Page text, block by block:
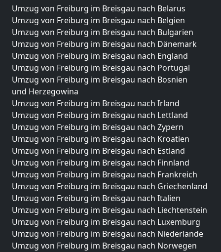
Umzug von Freiburg im Breisgau nach Belarus
Umzug von Freiburg im Breisgau nach Belgien
Umzug von Freiburg im Breisgau nach Bulgarien
Umzug von Freiburg im Breisgau nach Dänemark
Umzug von Freiburg im Breisgau nach England
Umzug von Freiburg im Breisgau nach Portugal
Umzug von Freiburg im Breisgau nach Bosnien
und Herzegowina
Umzug von Freiburg im Breisgau nach Irland
Umzug von Freiburg im Breisgau nach Lettland
Umzug von Freiburg im Breisgau nach Zypern
Umzug von Freiburg im Breisgau nach Kroatien
Umzug von Freiburg im Breisgau nach Estland
Umzug von Freiburg im Breisgau nach Finnland
Umzug von Freiburg im Breisgau nach Frankreich
Umzug von Freiburg im Breisgau nach Griechenland
Umzug von Freiburg im Breisgau nach Italien
Umzug von Freiburg im Breisgau nach Liechtenstein
Umzug von Freiburg im Breisgau nach Luxemburg
Umzug von Freiburg im Breisgau nach Niederlande
Umzug von Freiburg im Breisgau nach Norwegen